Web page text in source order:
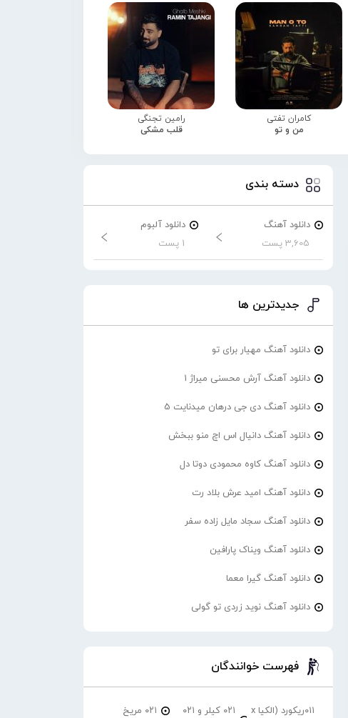
کامران تفتی
من و تو
رامین تجنگی
قلب مشکی
دسته بندی
دانلود آهنگ
3,605 پست
دانلود آلبوم
1 پست
جدیدترین ها
دانلود آهنگ مهیار برای تو
دانلود آهنگ آرش محسنی میراژ 1
دانلود آهنگ دی جی درهان میدنایت 5
دانلود آهنگ دانیال اس اچ منو ببخش
دانلود آهنگ کاوه محمودی دوتا دل
دانلود آهنگ امید عرش بلاد رت
دانلود آهنگ سجاد مایل زاده سفر
دانلود آهنگ ویناک پارافین
دانلود آهنگ گیرا معما
دانلود آهنگ نوید زردی تو گولی
فهرست خوانندگان
۰۱۱ریکورد (الکیا x
۰۲۱ کیلر و ۰۲۱
۰۲۱ مریخ